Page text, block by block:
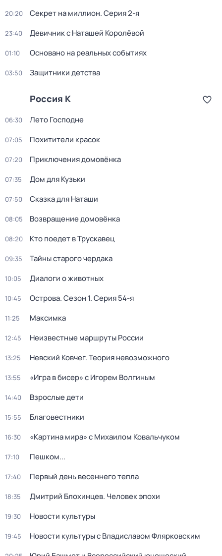
20:20 Секрет на миллион. Серия 2-я
23:40 Девичник с Наташей Королёвой
01:10 Основано на реальных событиях
03:50 Защитники детства
Россия К
06:30 Лето Господне
07:05 Похитители красок
07:20 Приключения домовёнка
07:35 Дом для Кузьки
07:50 Сказка для Наташи
08:05 Возвращение домовёнка
08:20 Кто поедет в Трускавец
09:35 Тайны старого чердака
10:05 Диалоги о животных
10:45 Острова. Сезон 1. Серия 54-я
11:25 Максимка
12:45 Неизвестные маршруты России
13:25 Невский Ковчег. Теория невозможного
13:55 «Игра в бисер» с Игорем Волгиным
14:40 Взрослые дети
15:55 Благовестники
16:30 «Картина мира» с Михаилом Ковальчуком
17:10 Пешком...
17:40 Первый день весеннего тепла
18:35 Дмитрий Блохинцев. Человек эпохи
19:30 Новости культуры
19:45 Новости культуры с Владиславом Флярковским